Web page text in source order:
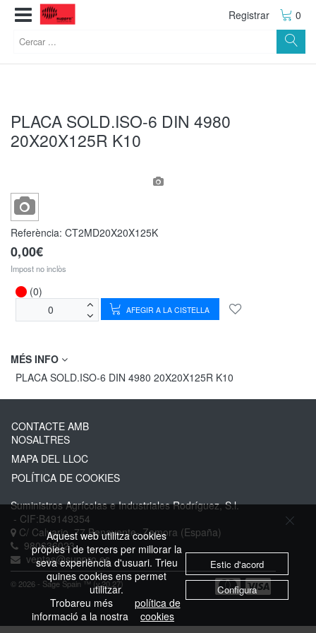
Registrar 0
PLACA SOLD.ISO-6 DIN 4980
20X20X125R K10
Referència: CT2MD20X20X125K
0,00€
Impost no inclòs
(0)
AFEGIR A LA CISTELLA
MÉS INFO
PLACA SOLD.ISO-6 DIN 4980 20X20X125R K10
CONTACTE AMB
NOSALTRES
MAPA DEL LLOC
POLÍTICA DE COOKIES
Suministros Agrícolas e Industriales Rodríguez, S.l.
- CIF:B49149354
C/ Calvario, 77Benavente-Zamora (España)
980636023
ventas@suppro.es
© 2026 - Sage Spain ™ (v.20.27)
Aquest web utilitza cookies
pròpies i de tercers per millorar la
seva experiència d'usuari. Trieu
quines cookies ens permet
utilitzar.
Trobareu més
informació a la nostra
política de
cookies
Estic d'acord
Configura